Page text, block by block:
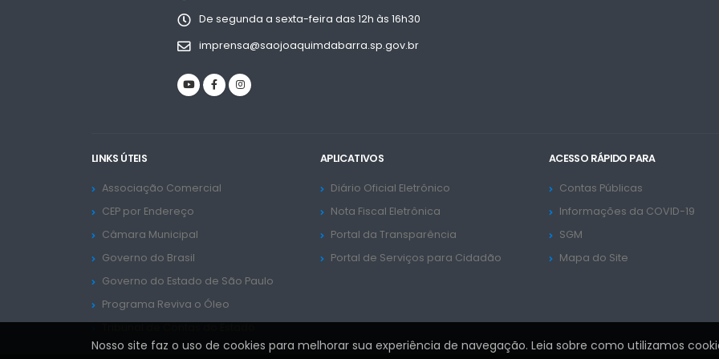
De segunda a sexta-feira das 12h às 16h30
imprensa@saojoaquimdabarra.sp.gov.br
LINKS ÚTEIS
Associação Comercial
CEP por Endereço
Câmara Municipal
Governo do Brasil
Governo do Estado de São Paulo
Programa Reviva o Óleo
APLICATIVOS
Diário Oficial Eletrônico
Nota Fiscal Eletrônica
Portal da Transparência
Portal de Serviços para Cidadão
ACESSO RÁPIDO PARA
Contas Públicas
Informações da COVID-19
SGM
Mapa do Site
Nosso site faz o uso de cookies para melhorar sua experiência de navegação. Leia sobre como utilizamos